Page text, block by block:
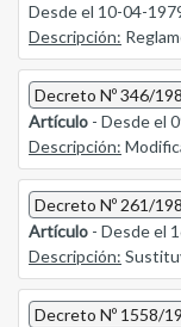
Desde el 10-04-
Descripción:
Decreto Nº 346/
Artículo - Desde el
Descripción:
Decreto Nº 261/
Artículo - Desde el
Descripción:
Decreto Nº 1558/